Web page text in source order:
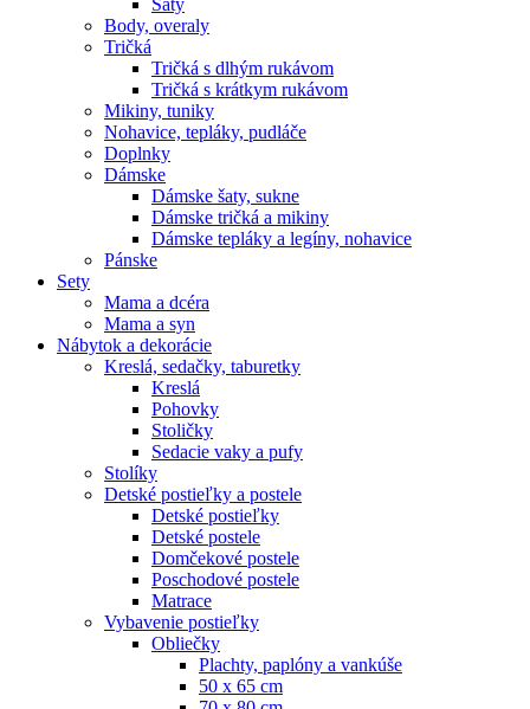
Body, overaly
Tričká
Tričká s dlhým rukávom
Tričká s krátkym rukávom
Mikiny, tuniky
Nohavice, tepláky, pudláče
Doplnky
Dámske
Dámske šaty, sukne
Dámske tričká a mikiny
Dámske tepláky a legíny, nohavice
Pánske
Sety
Mama a dcéra
Mama a syn
Nábytok a dekorácie
Kreslá, sedačky, taburetky
Kreslá
Pohovky
Stoličky
Sedacie vaky a pufy
Stolíky
Detské postieľky a postele
Detské postieľky
Detské postele
Domčekové postele
Poschodové postele
Matrace
Vybavenie postieľky
Obliečky
Plachty, paplóny a vankúše
50 x 65 cm